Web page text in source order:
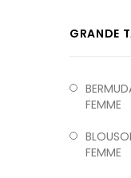
GRANDE
FEMME
FEMME